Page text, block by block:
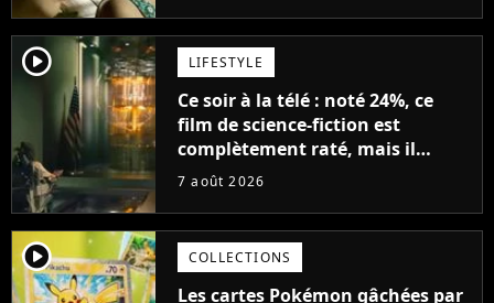
player2 LIFESTYLE
Ce soir à la télé : noté 24%, ce
film de science-fiction est
complètement raté, mais il
aurait pu être encore pire à
7 août 2026
player2 COLLECTIONS
Les cartes Pokémon gâchées par